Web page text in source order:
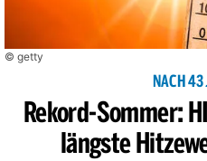
© getty
NACH 43
Rekord-Sommer:
längste